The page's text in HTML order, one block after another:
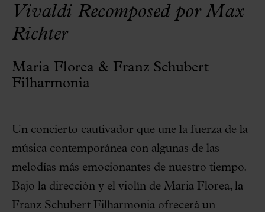
Vivaldi Recomposed por Max
Richter
Maria Florea & Franz Schubert
Filharmonia
Un concierto cautivador que une la fuerza de la
música contemporánea con algunas de las
melodías más emocionantes de nuestro tiempo.
Bajo la dirección y el violín de Maria Florea, la
Franz Schubert Filharmonia ofrecerá un